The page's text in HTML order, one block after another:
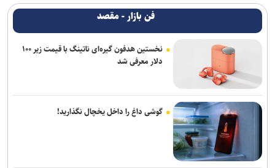
فن بازار - مقصد
نخستین هدفون گیره‌ای ناتینگ با قیمت زیر ۱۰۰
دلار معرفی شد
گوشی داغ را داخل یخچال نگذارید!